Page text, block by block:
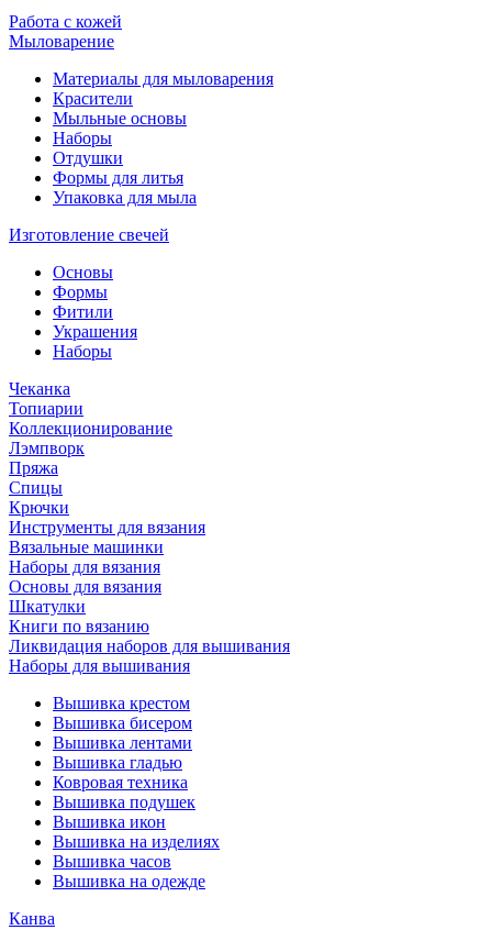
Работа с кожей
Мыловарение
Материалы для мыловарения
Красители
Мыльные основы
Наборы
Отдушки
Формы для литья
Упаковка для мыла
Изготовление свечей
Основы
Формы
Фитили
Украшения
Наборы
Чеканка
Топиарии
Коллекционирование
Лэмпворк
Пряжа
Спицы
Крючки
Инструменты для вязания
Вязальные машинки
Наборы для вязания
Основы для вязания
Шкатулки
Книги по вязанию
Ликвидация наборов для вышивания
Наборы для вышивания
Вышивка крестом
Вышивка бисером
Вышивка лентами
Вышивка гладью
Ковровая техника
Вышивка подушек
Вышивка икон
Вышивка на изделиях
Вышивка часов
Вышивка на одежде
Канва